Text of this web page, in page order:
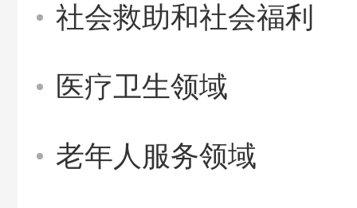
社会救助和社会福利
医疗卫生领域
老年人服务领域